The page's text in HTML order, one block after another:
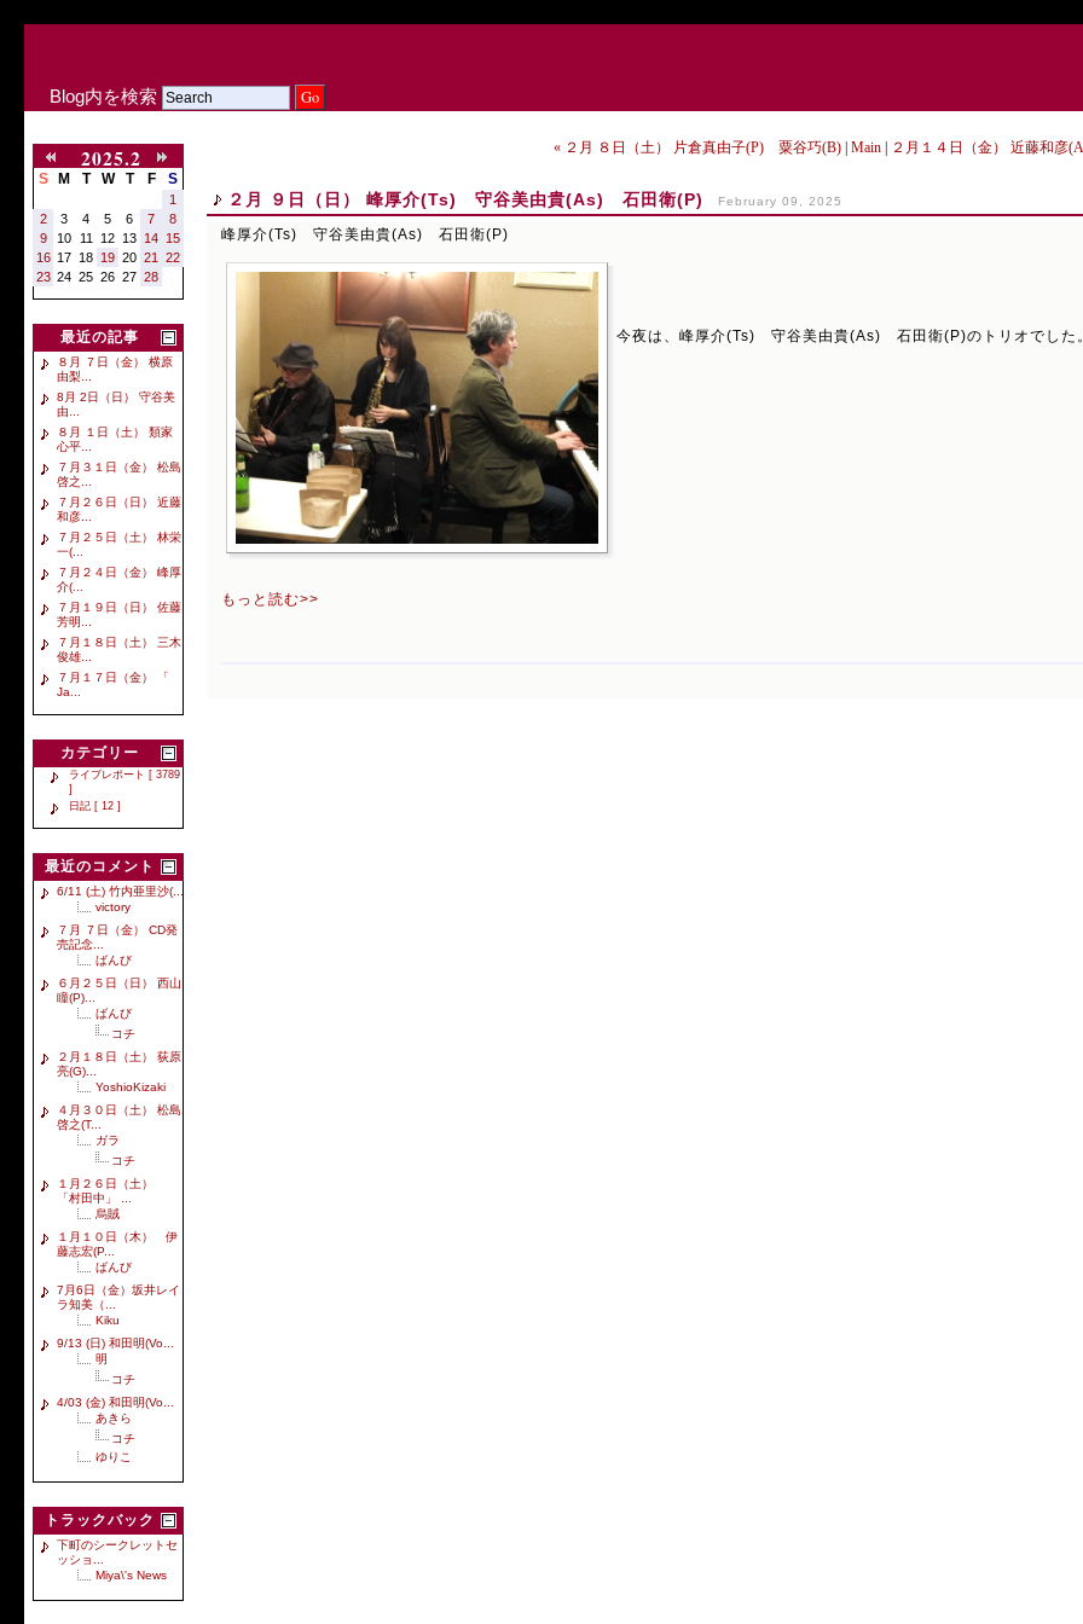
Blog内を検索
2025.2
S M T W T F S
1
2
3 4 5 6 7
8
9
10 11 12 13 14 15
16 17 18 19 20 21
22
23 24 25 26 27 28
最近の記事
８月 ７日（金） 横原
由梨...
8月 2日（日） 守谷美
由...
８月 １日（土） 類家
心平...
７月３１日（金） 松島
啓之...
７月２６日（日） 近藤
和彦...
７月２５日（土） 林栄
一(...
７月２４日（金） 峰厚
介(...
７月１９日（日） 佐藤
芳明...
７月１８日（土） 三木
俊雄...
７月１７日（金） 「
Ja...
カテゴリー
ライブレポート [ 3789
]
日記 [ 12 ]
最近のコメント
6/11 (土) 竹内亜里沙(...
victory
７月 ７日（金） CD発
売記念...
ばんび
６月２５日（日） 西山
瞳(P)...
ばんび
コチ
２月１８日（土） 荻原
亮(G)...
YoshioKizaki
４月３０日（土） 松島
啓之(T...
ガラ
コチ
１月２６日（土）
「村田中」 ...
烏賊
１月１０日（木） 伊
藤志宏(P...
ばんび
7月6日（金）坂井レイ
ラ知美（...
Kiku
9/13 (日) 和田明(Vo...
明
コチ
4/03 (金) 和田明(Vo...
あきら
コチ
ゆりこ
トラックバック
下町のシークレットセ
ッショ...
Miya\'s News
« ２月 ８日（土） 片倉真由子(P) 粟谷巧(B)| Main| ２月１４日（金） 近藤和彦
２月 ９日（日） 峰厚介(Ts) 守谷美由貴(As) 石田衛(P) February 09, 2025
峰厚介(Ts) 守谷美由貴(As) 石田衛(P)
今夜は、峰厚介(Ts) 守谷美由貴(As) 石田衛(P)のトリオでした。
もっと読む>>